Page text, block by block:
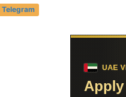
Telegram